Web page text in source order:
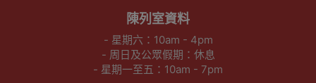
陳列室資料
- 星期六：10am - 4pm
- 周日及公眾假期：休息
- 星期一至五：10am - 7pm